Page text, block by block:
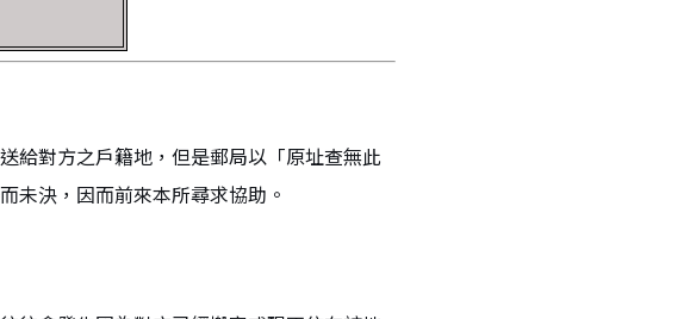
給對方之戶籍地，但是郵局以「原址查無此
未決，因而前來本所尋求協助。